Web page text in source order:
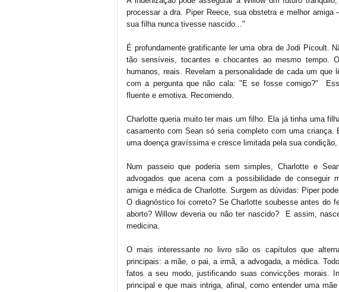
processar a dra. Piper Reece, sua obstetra e melhor amiga
sua filha nunca tivesse nascido..."
É profundamente gratificante ler uma obra de Jodi Picoult.
tão sensíveis, tocantes e chocantes ao mesmo tempo.
humanos, reais. Revelam a personalidade de cada um que
com a pergunta que não cala: "E se fosse comigo?"
fluente e emotiva. Recomendo.
Charlotte queria muito ter mais um filho. Ela já tinha uma
casamento com Sean só seria completo com uma criança.
uma doença gravíssima e cresce limitada pela sua
Num passeio que poderia sem simples, Charlotte e
advogados que acena com a possibilidade de conseguir
amiga e médica de Charlotte. Surgem as dúvidas: Piper
O diagnóstico foi correto? Se Charlotte soubesse antes do
aborto? Willow deveria ou não ter nascido? E assim,
medicina.
O mais interessante no livro são os capítulos que
principais: a mãe, o pai, a irmã, a advogada, a médica.
fatos a seu modo, justificando suas convicções morais.
principal e que mais intriga, afinal, como entender uma